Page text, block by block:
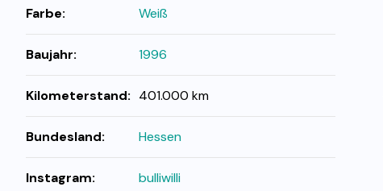
Farbe: Weiß
Baujahr: 1996
Kilometerstand: 401.000 km
Bundesland: Hessen
Instagram: bulliwilli